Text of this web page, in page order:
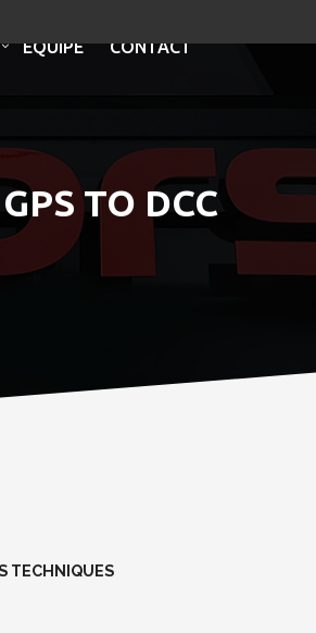
EQUIPE CONTACT
TO DCC
TECHNIQUES